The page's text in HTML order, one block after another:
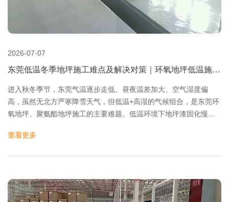
2026-07-07
东莞低温冬季地坪施工难点及解决对策｜环氧地坪低温施工
进入秋冬季节，东莞气温逐步走低、昼夜温差加大、空气湿度偏
高，虽然无北方严寒降雪天气，但低温+高湿的气候组合，是东莞环
氧地坪、聚氨酯地坪施工的主要难题。低温环境下地坪漆固化慢、
发软、附着力不足等质量问题。
查看更多